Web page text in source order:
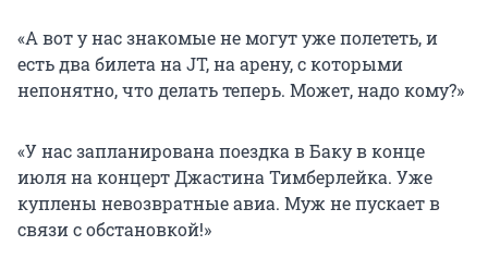
«А вот у нас знакомые не могут уже полететь, и
есть два билета на JT, на арену, с которыми
непонятно, что делать теперь. Может, надо кому?»
«У нас запланирована поездка в Баку в конце
июля на концерт Джастина Тимберлейка. Уже
куплены невозвратные авиа. Муж не пускает в
связи с обстановкой!»